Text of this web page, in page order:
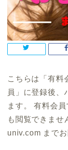
こちらは「有料
員」に登録後、
ます。 有料会
も閲覧できませ
univ.com までお